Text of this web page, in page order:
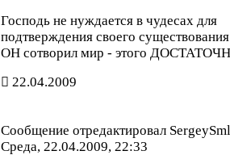
Господь не нуждается в чудесах для
подтверждения своего
ОН сотворил мир - этого
22.04.2009
Сообщение отредактировал SergeySml
Среда, 22.04.2009, 22:33